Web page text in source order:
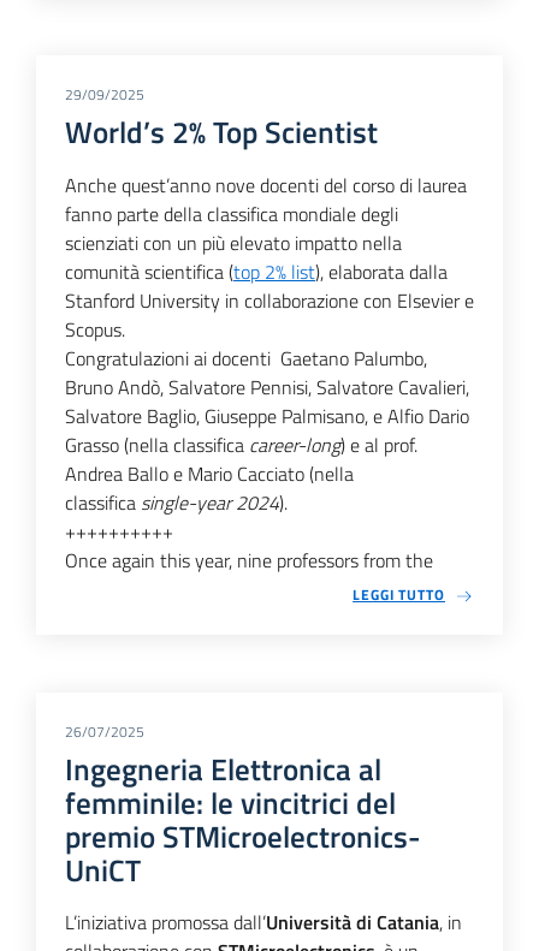
29/09/2025
World’s 2% Top Scientist
Anche quest’anno nove docenti del corso di laurea
fanno parte della classifica mondiale degli
scienziati con un più elevato impatto nella
comunità scientifica (top 2% list), elaborata dalla
Stanford University in collaborazione con Elsevier e
Scopus.
Congratulazioni ai docenti Gaetano Palumbo,
Bruno Andò, Salvatore Pennisi, Salvatore Cavalieri,
Salvatore Baglio, Giuseppe Palmisano, e Alfio Dario
Grasso (nella classifica career-long) e al prof.
Andrea Ballo e Mario Cacciato (nella
classifica single-year 2024).
++++++++++
Once again this year, nine professors from the
LEGGI TUTTO
26/07/2025
Ingegneria Elettronica al
femminile: le vincitrici del
premio STMicroelectronics-
UniCT
L’iniziativa promossa dall’Università di Catania, in